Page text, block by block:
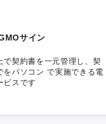
サイン
で契約書を一元管理し、契
をパソコン で実施できる電
ビスです